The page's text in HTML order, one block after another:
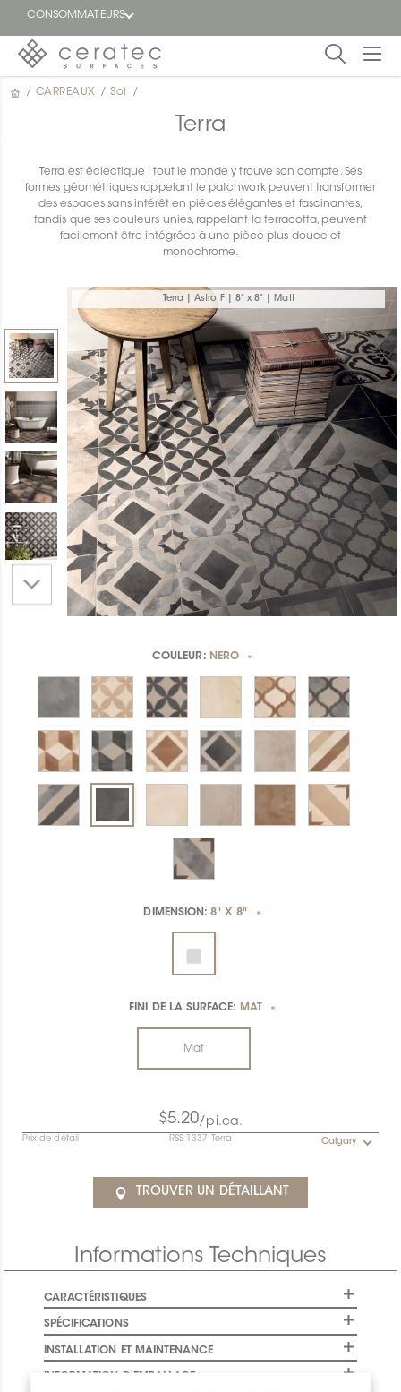
CONSOMMATEURS
En
Trouver
un
détaillant
/ CARREAUX / Sol /
Terra
Terra est éclectique : tout le monde y trouve son compte. Ses
formes géométriques rappelant le patchwork peuvent transformer
des espaces sans intérêt en pièces élégantes et fascinantes,
tandis que ses couleurs unies, rappelant la terracotta, peuvent
facilement être intégrées à une pièce plus douce et
monochrome.
Terra | Astro F | 8" x 8" | Matt
COULEUR: NERO *
DIMENSION:8" X 8" *
FINI DE LA SURFACE: MAT *
Mat
$5.20/pi.ca.
Prix de détail RSS-1337-Terra Calgary
TROUVER UN DÉTAILLANT
Informations Techniques
CARACTÉRISTIQUES
SPÉCIFICATIONS
INSTALLATION ET MAINTENANCE
INFORMATION D'EMBALLAGE